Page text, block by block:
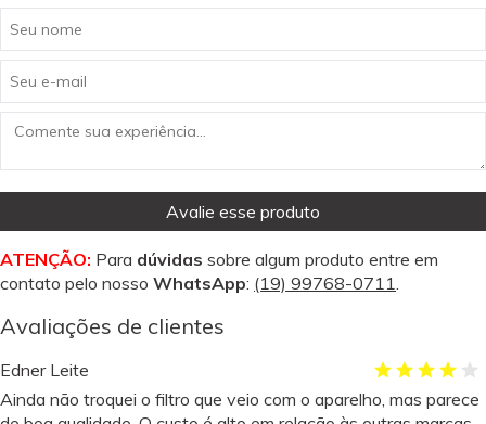
Avalie esse produto
ATENÇÃO: Para dúvidas sobre algum produto entre em
contato pelo nosso WhatsApp: (19) 99768-0711.
Avaliações de clientes
Edner Leite
Ainda não troquei o filtro que veio com o aparelho, mas parece